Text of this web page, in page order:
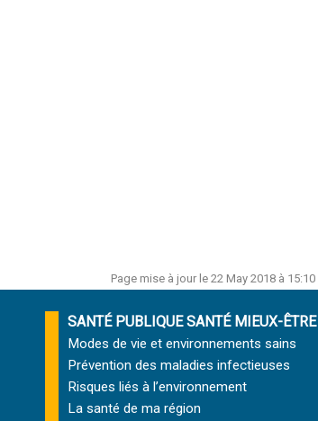
Page mise à jour le 22 May 2018 à 15:10
SANTÉ PUBLIQUE SANTÉ MIEUX-ÊTRE
Modes de vie et environnements sains
Prévention des maladies infectieuses
Risques liés à l’environnement
La santé de ma région